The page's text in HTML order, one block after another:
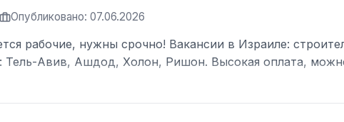
Опубликовано: 07.06.2026
рабочие, нужны срочно! Вакансии в Израиле:
Тель-Авив, Ашдод, Холон, Ришон. Высокая оплата,